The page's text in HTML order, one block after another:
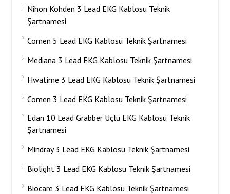
Nihon Kohden 3 Lead EKG Kablosu Teknik
Şartnamesi
Comen 5 Lead EKG Kablosu Teknik Şartnamesi
Mediana 3 Lead EKG Kablosu Teknik Şartnamesi
Hwatime 3 Lead EKG Kablosu Teknik Şartnamesi
Comen 3 Lead EKG Kablosu Teknik Şartnamesi
Edan 10 Lead Grabber Uçlu EKG Kablosu Teknik
Şartnamesi
Mindray 3 Lead EKG Kablosu Teknik Şartnamesi
Biolight 3 Lead EKG Kablosu Teknik Şartnamesi
Biocare 3 Lead EKG Kablosu Teknik Şartnamesi